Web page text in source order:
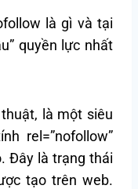
là gì và tại
quyền lực nhất
là một siêu
rel=”nofollow”
Đây là trạng thái
tạo trên web.